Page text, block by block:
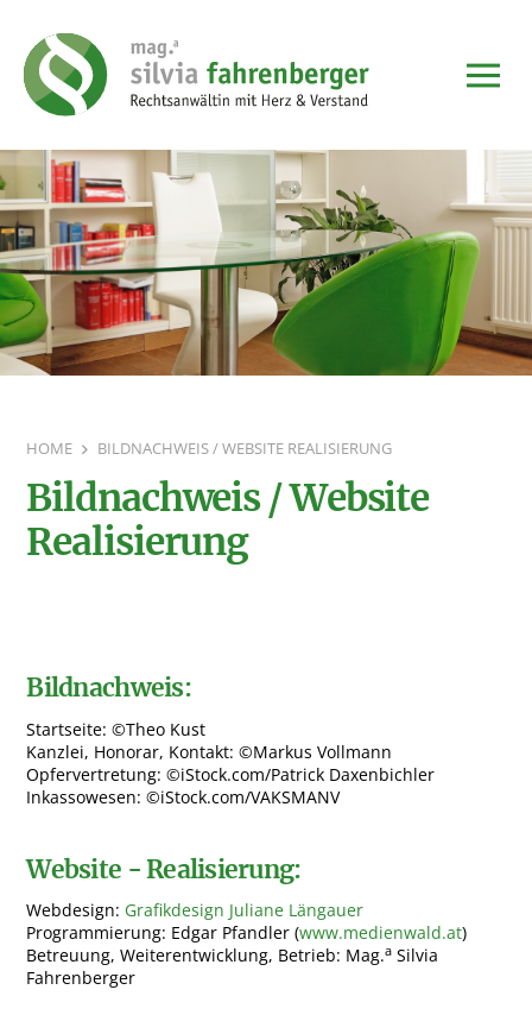
HOME BILDNACHWEIS / WEBSITE REALISIERUNG
Bildnachweis / Website
Realisierung
Bildnachweis:
Startseite: ©Theo Kust
Kanzlei, Honorar, Kontakt: ©Markus Vollmann
Opfervertretung: ©iStock.com/Patrick Daxenbichler
Inkassowesen: ©iStock.com/VAKSMANV
Website - Realisierung:
Webdesign: Grafikdesign Juliane Längauer
Programmierung: Edgar Pfandler (www.medienwald.at)
Betreuung, Weiterentwicklung, Betrieb: Mag.a Silvia
Fahrenberger